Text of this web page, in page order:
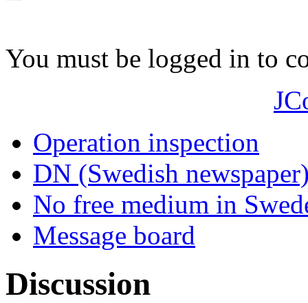
You must be logged in to
Operation inspection
DN (Swedish
No free medium in
Message board
Discussion